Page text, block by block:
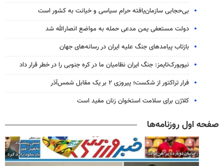
بی‌حجابی سازمان‌یافته حرام سیاسی و خیانت به کشور است
دولت مستعفی یمن مدعی حمله به مواضع انصارالله شد
بازتاب پیامدهای جنگ علیه ایران در رسانه‌های جهان
نیویورک‌تایمز: جنگ ایران نظامیان ما در کره جنوبی را در خطر قرار داد
فرار تراکتور از شکست؛ پیروزی ۲ بر یک مقابل شمس‌آذر
کلاژن برای سلامت استخوان زنان مفید است
صفحه اول روزنامه‌ها